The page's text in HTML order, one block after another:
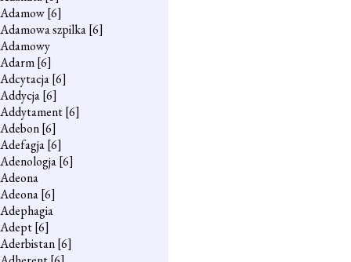
Adamow[6]
Adamowa szpilka[6]
Adamowy
Adarm[6]
Adcytacja[6]
Addycja[6]
Addytament[6]
Adebon[6]
Adefagja[6]
Adenologja[6]
Adeona
Adeona[6]
Adephagia
Adept[6]
Aderbistan[6]